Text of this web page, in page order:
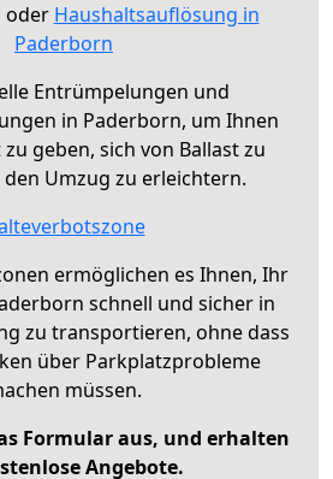
oder Haushaltsauflösung in
Paderborn
Entrümpelungen und
in Paderborn, um Ihnen
geben, sich von Ballast zu
Umzug zu erleichtern.
ermöglichen es Ihnen, Ihr
schnell und sicher in
zu transportieren, ohne dass
über Parkplatzprobleme
müssen.
Formular aus, und erhalten
Angebote.